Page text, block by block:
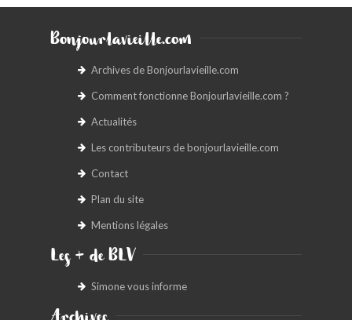
Bonjourlavieille.com
Archives de Bonjourlavieille.com
Comment fonctionne Bonjourlavieille.com ?
Actualités
Les contributeurs de bonjourlavieille.com
Contact
Plan du site
Mentions légales
Les + de BLV
Simone vous informe